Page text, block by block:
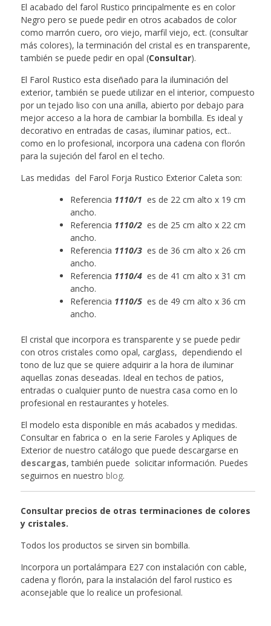
El acabado del farol Rustico principalmente es en color
Negro pero se puede pedir en otros acabados de color
como marrón cuero, oro viejo, marfil viejo, ect. (consultar
más colores), la terminación del cristal es en transparente,
también se puede pedir en opal (Consultar).
El Farol Rustico esta diseñado para la iluminación del
exterior, también se puede utilizar en el interior, compuesto
por un tejado liso con una anilla, abierto por debajo para
mejor acceso a la hora de cambiar la bombilla. Es ideal y
decorativo en entradas de casas, iluminar patios, ect..
como en lo profesional, incorpora una cadena con florón
para la sujeción del farol en el techo.
Las medidas del Farol Forja Rustico Exterior Caleta son:
Referencia 1110/1 es de 22 cm alto x 19 cm
ancho.
Referencia 1110/2 es de 25 cm alto x 22 cm
ancho.
Referencia 1110/3 es de 36 cm alto x 26 cm
ancho.
Referencia 1110/4 es de 41 cm alto x 31 cm
ancho.
Referencia 1110/5 es de 49 cm alto x 36 cm
ancho.
El cristal que incorpora es transparente y se puede pedir
con otros cristales como opal, carglass, dependiendo el
tono de luz que se quiere adquirir a la hora de iluminar
aquellas zonas deseadas. Ideal en techos de patios,
entradas o cualquier punto de nuestra casa como en lo
profesional en restaurantes y hoteles.
El modelo esta disponible en más acabados y medidas.
Consultar en fabrica o en la serie Faroles y Apliques de
Exterior de nuestro catálogo que puede descargarse en
descargas, también puede solicitar información. Puedes
seguirnos en nuestro blog.
Consultar precios de otras terminaciones de colores
y cristales.
Todos los productos se sirven sin bombilla.
Incorpora un portalámpara E27 con instalación con cable,
cadena y florón, para la instalación del farol rustico es
aconsejable que lo realice un profesional.